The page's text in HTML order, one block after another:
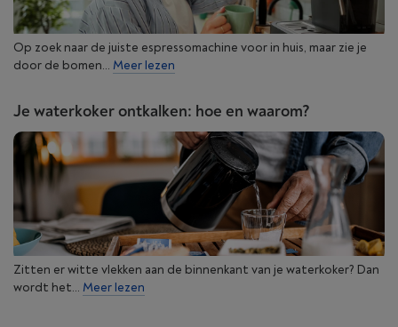
Op zoek naar de juiste espressomachine voor in huis, maar zie je
door de bomen... Meer lezen
Je waterkoker ontkalken: hoe en waarom?
Zitten er witte vlekken aan de binnenkant van je waterkoker? Dan
wordt het... Meer lezen